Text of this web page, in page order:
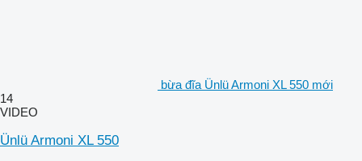
bừa đĩa Ünlü Armoni XL 550 mới
14
VIDEO
Ünlü Armoni XL 550